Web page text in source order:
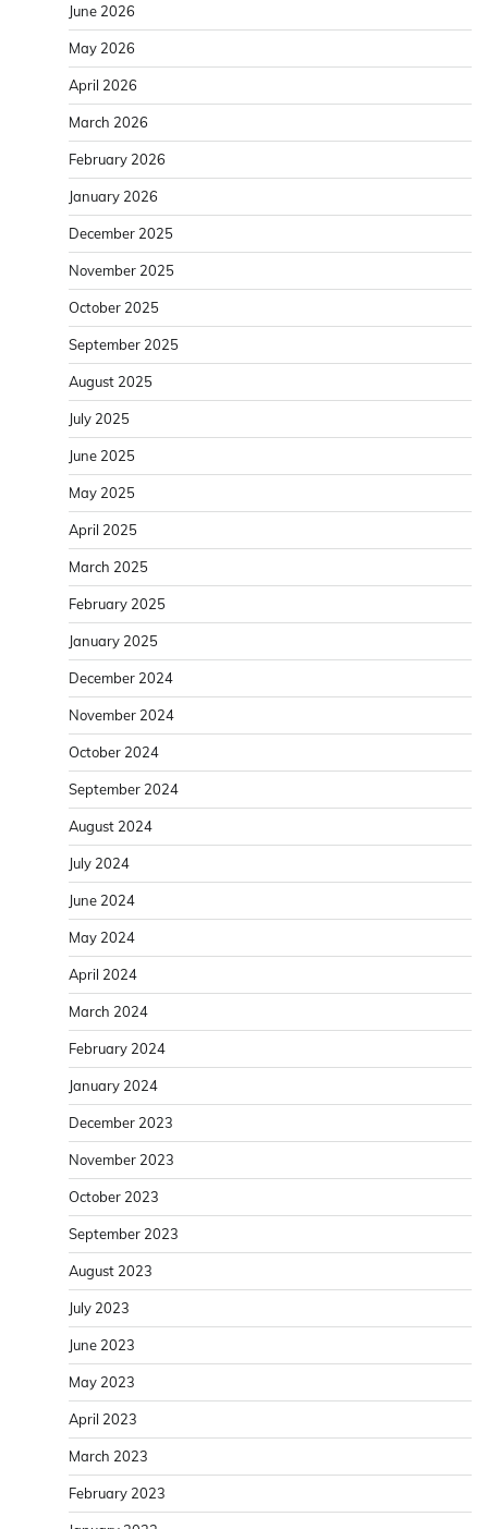
June 2026
May 2026
April 2026
March 2026
February 2026
January 2026
December 2025
November 2025
October 2025
September 2025
August 2025
July 2025
June 2025
May 2025
April 2025
March 2025
February 2025
January 2025
December 2024
November 2024
October 2024
September 2024
August 2024
July 2024
June 2024
May 2024
April 2024
March 2024
February 2024
January 2024
December 2023
November 2023
October 2023
September 2023
August 2023
July 2023
June 2023
May 2023
April 2023
March 2023
February 2023